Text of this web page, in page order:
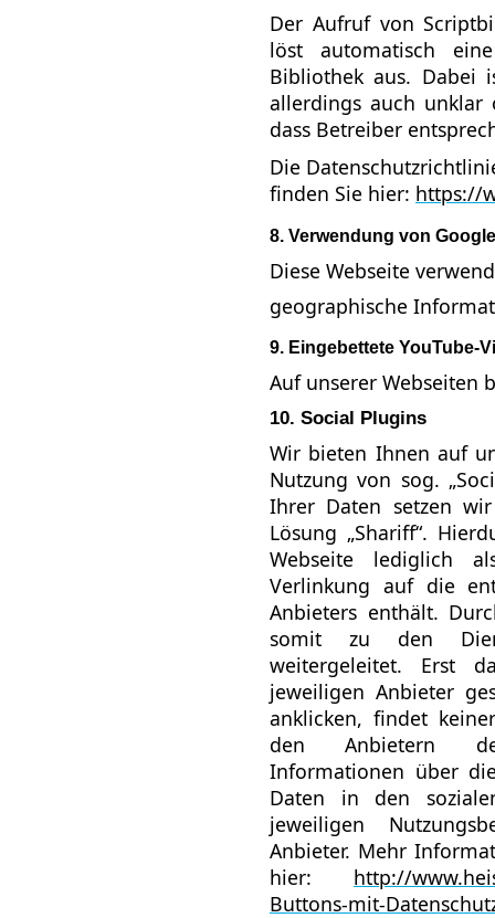
Der Aufruf von
löst automatisch
Bibliothek aus. Dabei
allerdings auch unklar
dass Betreiber
Die
finden Sie hier: https://
8. Verwendung von
Diese Webseite
geographische
9. Eingebettete YouTube-
Auf unserer Webseiten
10. Social Plugins
Wir bieten Ihnen auf
Nutzung von sog.
Ihrer Daten setzen
Lösung „Shariff“.
Webseite lediglich
Verlinkung auf die
Anbieters enthält.
somit zu den
weitergeleitet. Erst
jeweiligen Anbieter
anklicken, findet
den Anbietern
Informationen über
Daten in den
jeweiligen
Anbieter. Mehr
hier: http://
Buttons-mit-